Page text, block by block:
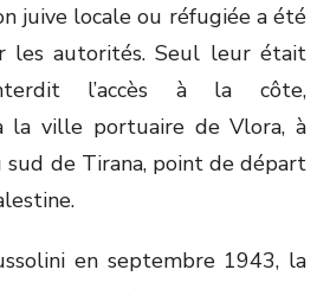
juive locale ou réfugiée a été
les autorités. Seul leur était
l’accès à la côte,
la ville portuaire de Vlora, à
de Tirana, point de départ
en septembre 1943, la